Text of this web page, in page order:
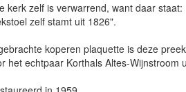
kerk zelf is verwarrend, want daar staat:
zelf stamt uit 1826".
koperen plaquette is deze
het echtpaar Korthals Altes-Wijnstroom